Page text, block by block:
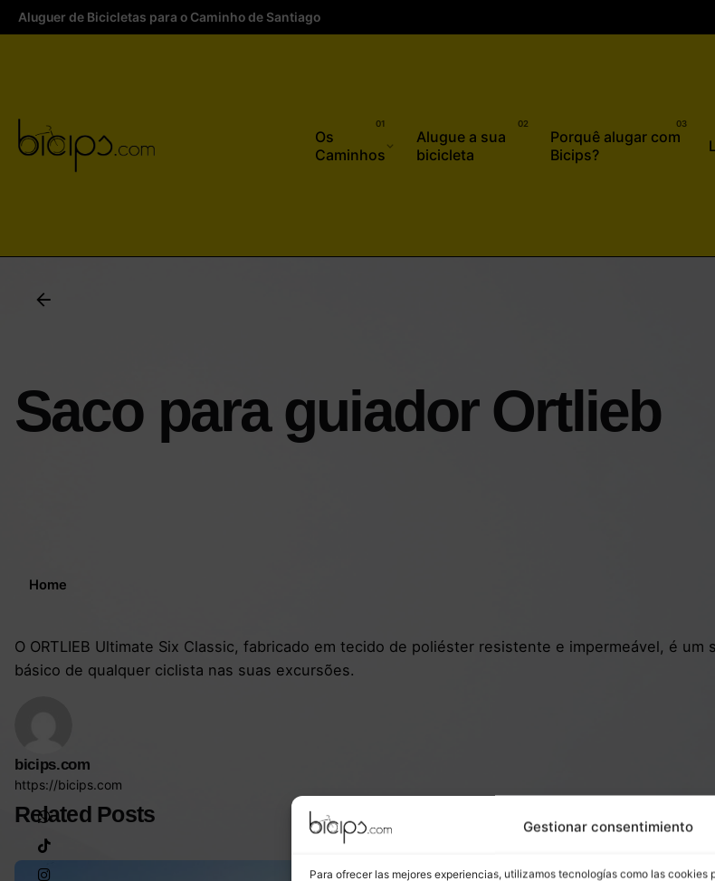
Gestionar consentimiento
Para ofrecer las mejores experiencias, utilizamos tecnologías como las cookies
Skip
to
Aluguer de Bicicletas para o Caminho de Santiago
Os
Caminhos
Alugue a sua
bicicleta
Porquê alugar com
Bicips?
Saco para guiador Ortlieb
Home
O ORTLIEB Ultimate Six Classic, fabricado em tecido de poliéster resistente e impermeável, é
básico de qualquer ciclista nas suas excursões.
bicips.com
https://bicips.com
Related Posts